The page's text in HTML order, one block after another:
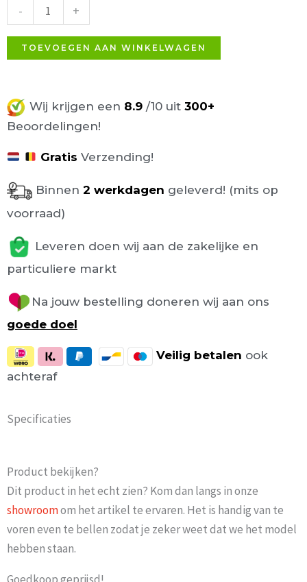
-
aantal
+
TOEVOEGEN AAN WINKELWAGEN
Wij krijgen een 8.9 /10 uit 300+
Beoordelingen!
Gratis Verzending!
Binnen 2 werkdagen geleverd! (mits op
voorraad)
Leveren doen wij aan de zakelijke en
particuliere markt
Na jouw bestelling doneren wij aan ons
goede doel
Veilig betalen ook
achteraf
Specificaties
Product bekijken?
Dit product in het echt zien? Kom dan langs in onze
showroomom het artikel te ervaren. Het is handig van te
voren even te bellen zodat je zeker weet dat we het model
hebben staan.